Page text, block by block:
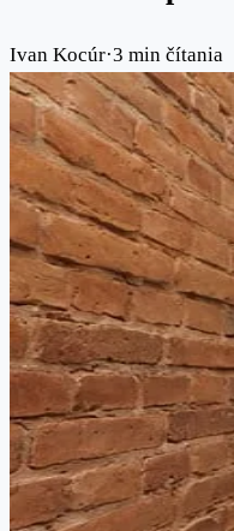
Ivan Kocúr·3 min čítania